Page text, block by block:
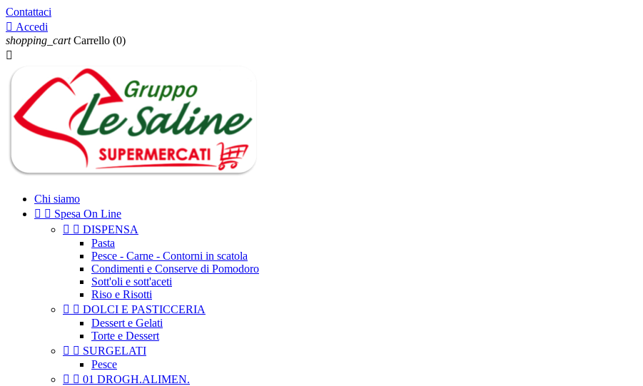
Contattaci
 Accedi
shopping_cart Carrello (0)

Chi siamo
  Spesa On Line
  DISPENSA
Pasta
Pesce - Carne - Contorni in scatola
Condimenti e Conserve di Pomodoro
Sott'oli e sott'aceti
Riso e Risotti
  DOLCI E PASTICCERIA
Dessert e Gelati
Torte e Dessert
  SURGELATI
Pesce
  01 DROGH.ALIMEN.